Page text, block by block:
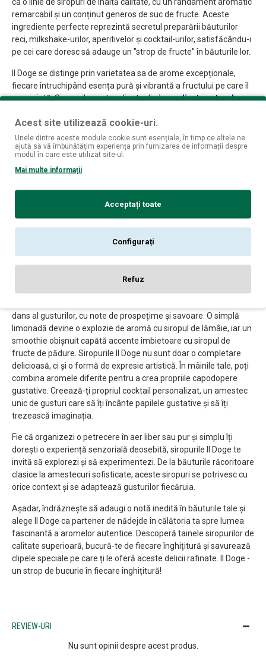
ca o linie de siropuri de înaltă calitate, cu un randament aromatic
remarcabil și un conținut generos de suc de fructe. Aceste
ingrediente perfecte reprezintă secretul preparării băuturilor
reci, milkshake-urilor, aperitivelor și cocktail-urilor, satisfăcându-i
pe cei care doresc să adauge un "strop de fructe" în băuturile lor.
Il Doge se distinge prin varietatea sa de arome excepționale,
fiecare întruchipând esența pură și vibrantă a fructului pe care îl
reprezintă. Siropurile sunt realizate diningrediente naturale.
plante sau alte ingrediente naturale, precum zahărul sau mierea.
De la clasicul sirop de zmeură, plin de prospețime și dulceață,
până la intensitatea siropului de lămâie sau delicatețea siropului
fascinantă a gusturilor autentice.
Cu Il Doge, se deschide în fața noastră o paletă de culori și
arome, o oază de plăcere și răsfăț pentru simțurile noastre. Fie
că visezi la o împrospătare revigorantă într-o zi fierbinte de vară
partenerii perfecți în căutarea unor momente de neuitat.
Atunci când simțurile tale cer ceva mai mult decât o băutură
obișnuită, pregătește-te să fii răsfățat de aromele intense și
autentice ale Il Doge. Îmbogățind cu delicatețe băuturile tale
dans al gusturilor, cu note de prospețime și savoare. O simplă
limonadă devine o explozie de aromă cu siropul de lămâie, iar un
smoothie obișnuit capătă accente îmbietoare cu siropul de
fructe de pădure. Siropurile Il Doge nu sunt doar o completare
delicioasă, ci și o formă de expresie artistică. În mâinile tale, poți
combina aromele diferite pentru a crea propriile capodopere
gustative. Creează-ți propriul cocktail personalizat, un amestec
unic de gusturi care să îți încânte papilele gustative și să îți
trezească imaginația.
Fie că organizezi o petrecere în aer liber sau pur și simplu îți
dorești o experiență senzorială deosebită, siropurile Il Doge te
invită să explorezi și să experimentezi. De la băuturile răcoritoare
clasice la amestecuri sofisticate, aceste siropuri se potrivesc cu
orice context și se adaptează gusturilor fiecăruia.
Așadar, îndrăznește să adaugi o notă inedită în băuturile tale și
alege Il Doge ca partener de nădejde în călătoria ta spre lumea
fascinantă a aromelor autentice. Descoperă tainele siropurilor de
calitate superioară, bucură-te de fiecare înghițitură și savurează
clipele speciale pe care ți le oferă aceste delicii rafinate. Il Doge -
un strop de bucurie în fiecare înghițitură!
REVIEW-URI
Nu sunt opinii despre acest produs.
Acest site utilizează cookie-uri.
Unele dintre aceste module cookie sunt esențiale, în timp ce altele ne
ajută să vă îmbunătățim experiența prin furnizarea de informații despre
modul în care este utilizat site-ul.
Mai multe informații
Acceptați toate
Configurați
Refuz